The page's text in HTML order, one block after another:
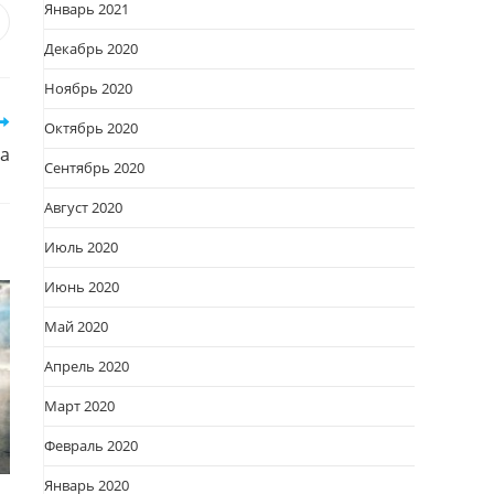
Январь 2021
Декабрь 2020
Ноябрь 2020
Октябрь 2020
Сентябрь 2020
Август 2020
Июль 2020
Июнь 2020
Май 2020
Апрель 2020
Март 2020
Февраль 2020
Январь 2020